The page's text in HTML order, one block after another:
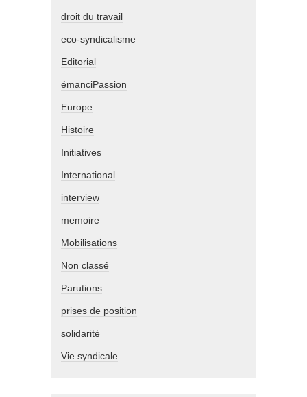
droit du travail
eco-syndicalisme
Editorial
émanciPassion
Europe
Histoire
Initiatives
International
interview
memoire
Mobilisations
Non classé
Parutions
prises de position
solidarité
Vie syndicale